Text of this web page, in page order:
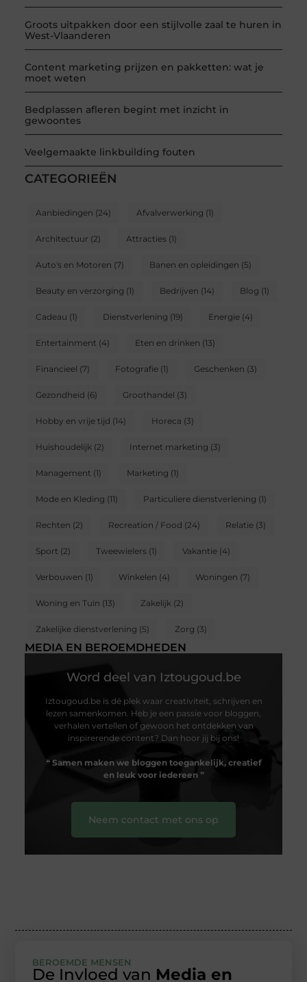
Groots uitpakken door een stijlvolle zaal te huren in
West-Vlaanderen
Content marketing prijzen en pakketten: wat je
moet weten
Bedplassen afleren begint met inzicht in
gewoontes
Veelgemaakte linkbuilding fouten
CATEGORIEËN
Aanbiedingen (24) Afvalverwerking (1)
Architectuur (2) Attracties(1)
Auto's en Motoren (7) Banen en opleidingen (5)
Beauty en verzorging (1) Bedrijven (14) Blog (1)
Cadeau (1) Dienstverlening (19) Energie(4)
Entertainment (4) Eten en drinken (13)
Financieel (7) Fotografie(1) Geschenken (3)
Gezondheid (6) Groothandel (3)
Hobby en vrije tijd (14) Horeca (3)
Huishoudelijk (2) Internet marketing (3)
Management (1) Marketing (1)
Mode en Kleding (11) Particuliere dienstverlening (1)
Rechten (2) Recreation / Food (24) Relatie(3)
Sport (2) Tweewielers(1) Vakantie(4)
Verbouwen (1) Winkelen (4) Woningen (7)
Woning en Tuin (13) Zakelijk (2)
Zakelijke dienstverlening (5) Zorg (3)
MEDIA EN BEROEMDHEDEN
Word deel van Iztougoud.be
Iztougoud.be is dé plek waar creativiteit, schrijven en
lezen samenkomen. Heb je een passie voor bloggen,
verhalen vertellen of gewoon het ontdekken van
inspirerende content? Dan hoor jij bij ons!
❝ Samen maken we bloggen toegankelijk, creatief
en leuk voor iedereen❞
Neem contact met ons op
BEROEMDE MENSEN
De Invloed van Media en